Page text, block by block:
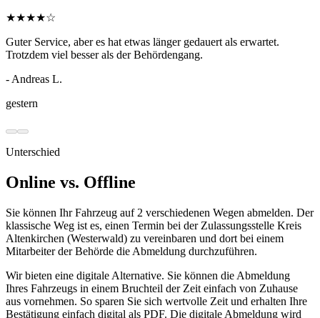
★★★★☆
Guter Service, aber es hat etwas länger gedauert als erwartet.
Trotzdem viel besser als der Behördengang.
- Andreas L.
gestern
Unterschied
Online vs. Offline
Sie können Ihr Fahrzeug auf 2 verschiedenen Wegen abmelden. Der
klassische Weg ist es, einen Termin bei der Zulassungsstelle Kreis
Altenkirchen (Westerwald) zu vereinbaren und dort bei einem
Mitarbeiter der Behörde die Abmeldung durchzuführen.
Wir bieten eine digitale Alternative. Sie können die Abmeldung
Ihres Fahrzeugs in einem Bruchteil der Zeit einfach von Zuhause
aus vornehmen. So sparen Sie sich wertvolle Zeit und erhalten Ihre
Bestätigung einfach digital als PDF. Die digitale Abmeldung wird